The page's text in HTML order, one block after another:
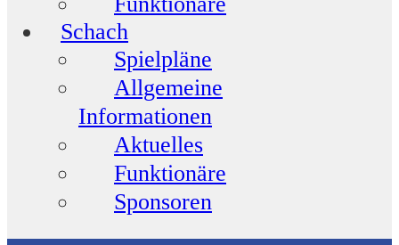
Schach
Spielpläne
Allgemeine
Informationen
Aktuelles
Funktionäre
Sponsoren